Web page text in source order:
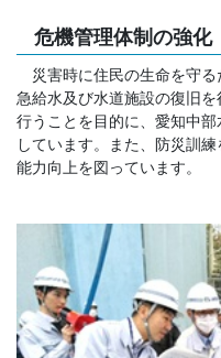
危機管理体制の強化
災害時に住民の生命を守る
急給水及び水道施設の復旧
行うことを目的に、愛知中
しています。また、防災訓
能力向上を図っています。